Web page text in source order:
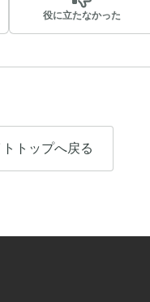
役に立たなかった
トップへ戻る